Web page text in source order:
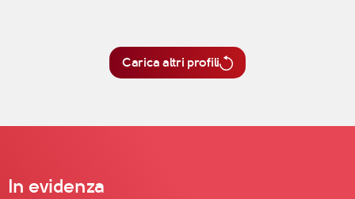
Carica altri profili
In evidenza